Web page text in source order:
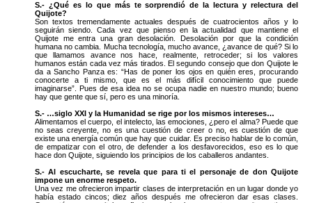
S.- ¿Qué es lo que más te sorprendió de la lectura y relectura del
Quijote?
Son textos tremendamente actuales después de cuatrocientos años y lo
seguirán siendo. Cada vez que pienso en la actualidad que mantiene el
Quijote me entra una gran desolación. Desolación por que la condición
humana no cambia. Mucha tecnología, mucho avance, ¿avance de qué? Si lo
que llamamos avance nos hace, realmente, retroceder; si los valores
humanos están cada vez más tirados. El segundo consejo que don Quijote le
da a Sancho Panza es: “Has de poner los ojos en quién eres, procurando
conocerte a ti mismo, que es el más difícil conocimiento que puede
imaginarse”. Pues de esa idea no se ocupa nadie en nuestro mundo; bueno
hay que gente que sí, pero es una minoría.
S.- …siglo XXI y la Humanidad se rige por los mismos intereses…
Alimentamos el cuerpo, el intelecto, las emociones, ¿pero el alma? Puede que
no seas creyente, no es una cuestión de creer o no, es cuestión de que
existe una energía común que hay que cuidar. Es preciso hablar de lo común,
de empatizar con el otro, de defender a los desfavorecidos, eso es lo que
hace don Quijote, siguiendo los principios de los caballeros andantes.
S.- Al escucharte, se revela que para ti el personaje de don Quijote
impone un enorme respeto.
Una vez me ofrecieron impartir clases de interpretación en un lugar donde yo
había estado cincos; diez años después me ofrecieron dar esas clases.